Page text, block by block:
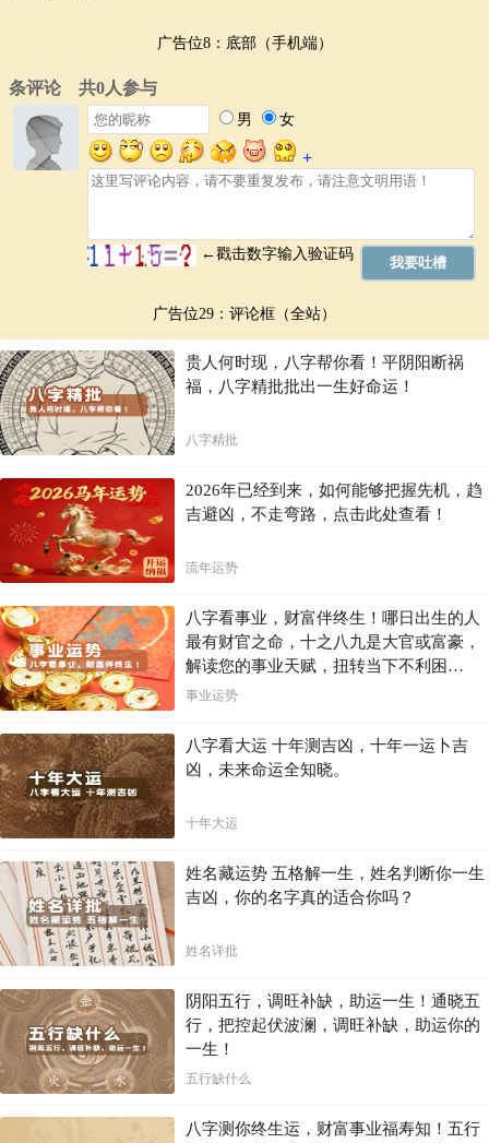
广告位8：底部（手机端）
广告位29：评论框（全站）
贵人何时现，八字帮你看！平阴阳断祸
福，八字精批批出一生好命运！
八字精批
2026年已经到来，如何能够把握先机，趋
吉避凶，不走弯路，点击此处查看！
流年运势
八字看事业，财富伴终生！哪日出生的人
最有财官之命，十之八九是大官或富豪，
解读您的事业天赋，扭转当下不利困
局！！
事业运势
八字看大运 十年测吉凶，十年一运卜吉
凶，未来命运全知晓。
十年大运
姓名藏运势 五格解一生，姓名判断你一生
吉凶，你的名字真的适合你吗？
姓名详批
阴阳五行，调旺补缺，助运一生！通晓五
行，把控起伏波澜，调旺补缺，助运你的
一生！
五行缺什么
八字测你终生运，财富事业福寿知！五行